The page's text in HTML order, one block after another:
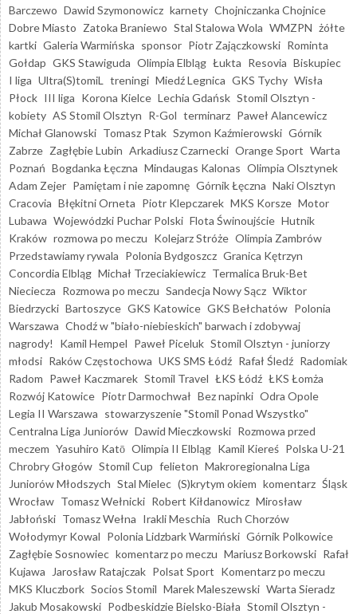
Barczewo Dawid Szymonowicz karnety Chojniczanka Chojnice
Dobre Miasto Zatoka Braniewo Stal Stalowa Wola WMZPN żółte
kartki Galeria Warmińska sponsor Piotr Zajączkowski Rominta
Gołdap GKS Stawiguda Olimpia Elbląg Łukta Resovia Biskupiec
I liga Ultra(S)tomiL treningi Miedź Legnica GKS Tychy Wisła
Płock III liga Korona Kielce Lechia Gdańsk Stomil Olsztyn -
kobiety AS Stomil Olsztyn R-Gol terminarz Paweł Alancewicz
Michał Glanowski Tomasz Ptak Szymon Kaźmierowski Górnik
Zabrze Zagłębie Lubin Arkadiusz Czarnecki Orange Sport Warta
Poznań Bogdanka Łęczna Mindaugas Kalonas Olimpia Olsztynek
Adam Zejer Pamiętam i nie zapomnę Górnik Łęczna Naki Olsztyn
Cracovia Błękitni Orneta Piotr Klepczarek MKS Korsze Motor
Lubawa Wojewódzki Puchar Polski Flota Świnoujście Hutnik
Kraków rozmowa po meczu Kolejarz Stróże Olimpia Zambrów
Przedstawiamy rywala Polonia Bydgoszcz Granica Kętrzyn
Concordia Elbląg Michał Trzeciakiewicz Termalica Bruk-Bet
Nieciecza Rozmowa po meczu Sandecja Nowy Sącz Wiktor
Biedrzycki Bartoszyce GKS Katowice GKS Bełchatów Polonia
Warszawa Chodź w "biało-niebieskich" barwach i zdobywaj
nagrody!
Kamil Hempel Paweł Piceluk Stomil Olsztyn - juniorzy
młodsi Raków Częstochowa UKS SMS Łódź Rafał Śledź Radomiak
Radom Paweł Kaczmarek Stomil Travel ŁKS Łódź ŁKS Łomża
Rozwój Katowice Piotr Darmochwał Bez napinki Odra Opole
Legia II Warszawa stowarzyszenie "Stomil Ponad Wszystko"
Centralna Liga Juniorów Dawid Mieczkowski Rozmowa przed
meczem Yasuhiro Katō Olimpia II Elbląg Kamil Kiereś Polska U-21
Chrobry Głogów Stomil Cup felieton Makroregionalna Liga
Juniorów Młodszych Stal Mielec (S)krytym okiem komentarz Śląsk
Wrocław Tomasz Wełnicki Robert Kiłdanowicz Mirosław
Jabłoński Tomasz Wełna Irakli Meschia Ruch Chorzów
Wołodymyr Kowal Polonia Lidzbark Warmiński Górnik Polkowice
Zagłębie Sosnowiec komentarz po meczu Mariusz Borkowski Rafał
Kujawa
Jarosław Ratajczak Polsat Sport Komentarz po meczu
MKS Kluczbork Socios Stomil Marek Maleszewski Warta Sieradz
Jakub Mosakowski Podbeskidzie Bielsko-Biała Stomil Olsztyn -